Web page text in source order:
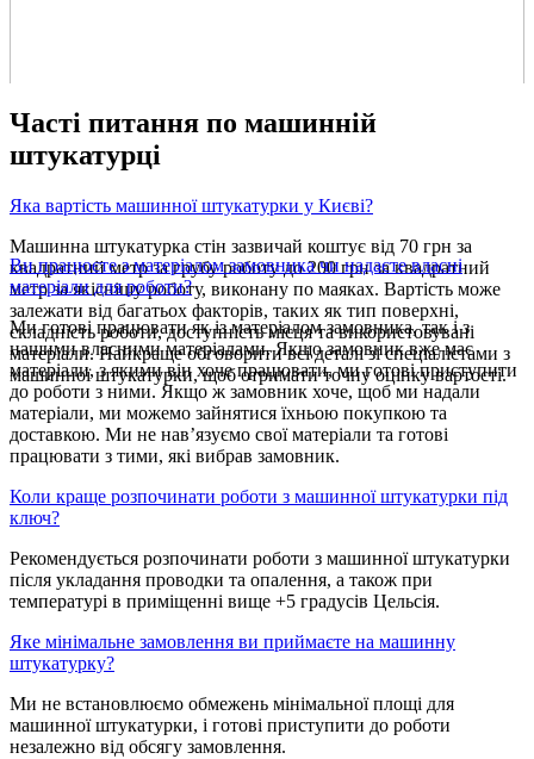
Часті питання по машинній
штукатурці
Яка вартість машинної штукатурки у Києві?
Машинна штукатурка стін зазвичай коштує від 70 грн за
квадратний метр за грубу роботу до 200 грн за квадратний
метр за якіснішу роботу, виконану по маяках. Вартість може
залежати від багатьох факторів, таких як тип поверхні,
складність роботи, доступність місця та використовувані
матеріали. Найкраще обговорити всі деталі зі спеціалістами з
машинної штукатурки, щоб отримати точну оцінку вартості.
Ви працюєте з матеріалом замовника чи надаєте власні
матеріали для роботи?
Ми готові працювати як із матеріалом замовника, так і з
нашими власними матеріалами. Якщо замовник вже має
матеріали, з якими він хоче працювати, ми готові приступити
до роботи з ними. Якщо ж замовник хоче, щоб ми надали
матеріали, ми можемо зайнятися їхньою покупкою та
доставкою. Ми не нав’язуємо свої матеріали та готові
працювати з тими, які вибрав замовник.
Коли краще розпочинати роботи з машинної штукатурки під
ключ?
Рекомендується розпочинати роботи з машинної штукатурки
після укладання проводки та опалення, а також при
температурі в приміщенні вище +5 градусів Цельсія.
Яке мінімальне замовлення ви приймаєте на машинну
штукатурку?
Ми не встановлюємо обмежень мінімальної площі для
машинної штукатурки, і готові приступити до роботи
незалежно від обсягу замовлення.